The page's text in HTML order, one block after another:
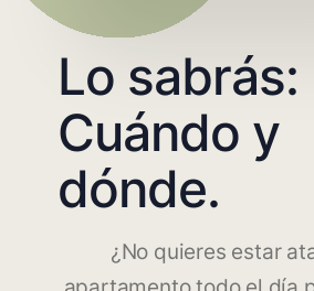
Lo sabrás:
Cuándo y
dónde.
¿No quieres estar